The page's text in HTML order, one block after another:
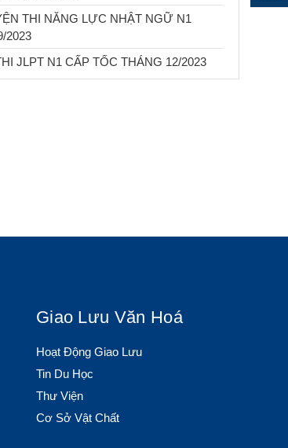
THI NĂNG LỰC NHẬT NGỮ N1
2023
JLPT N1 CẤP TỐC THÁNG 12/2023
Giao Lưu Văn Hoá
Hoạt Động Giao Lưu
Tin Du Học
Thư Viện
Cơ Sở Vật Chất